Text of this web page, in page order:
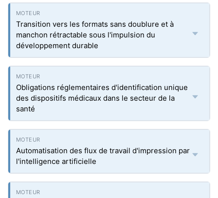
Transition vers les formats sans doublure et à
manchon rétractable sous l'impulsion du
développement durable
Obligations réglementaires d'identification unique
des dispositifs médicaux dans le secteur de la
santé
Automatisation des flux de travail d'impression par
l'intelligence artificielle